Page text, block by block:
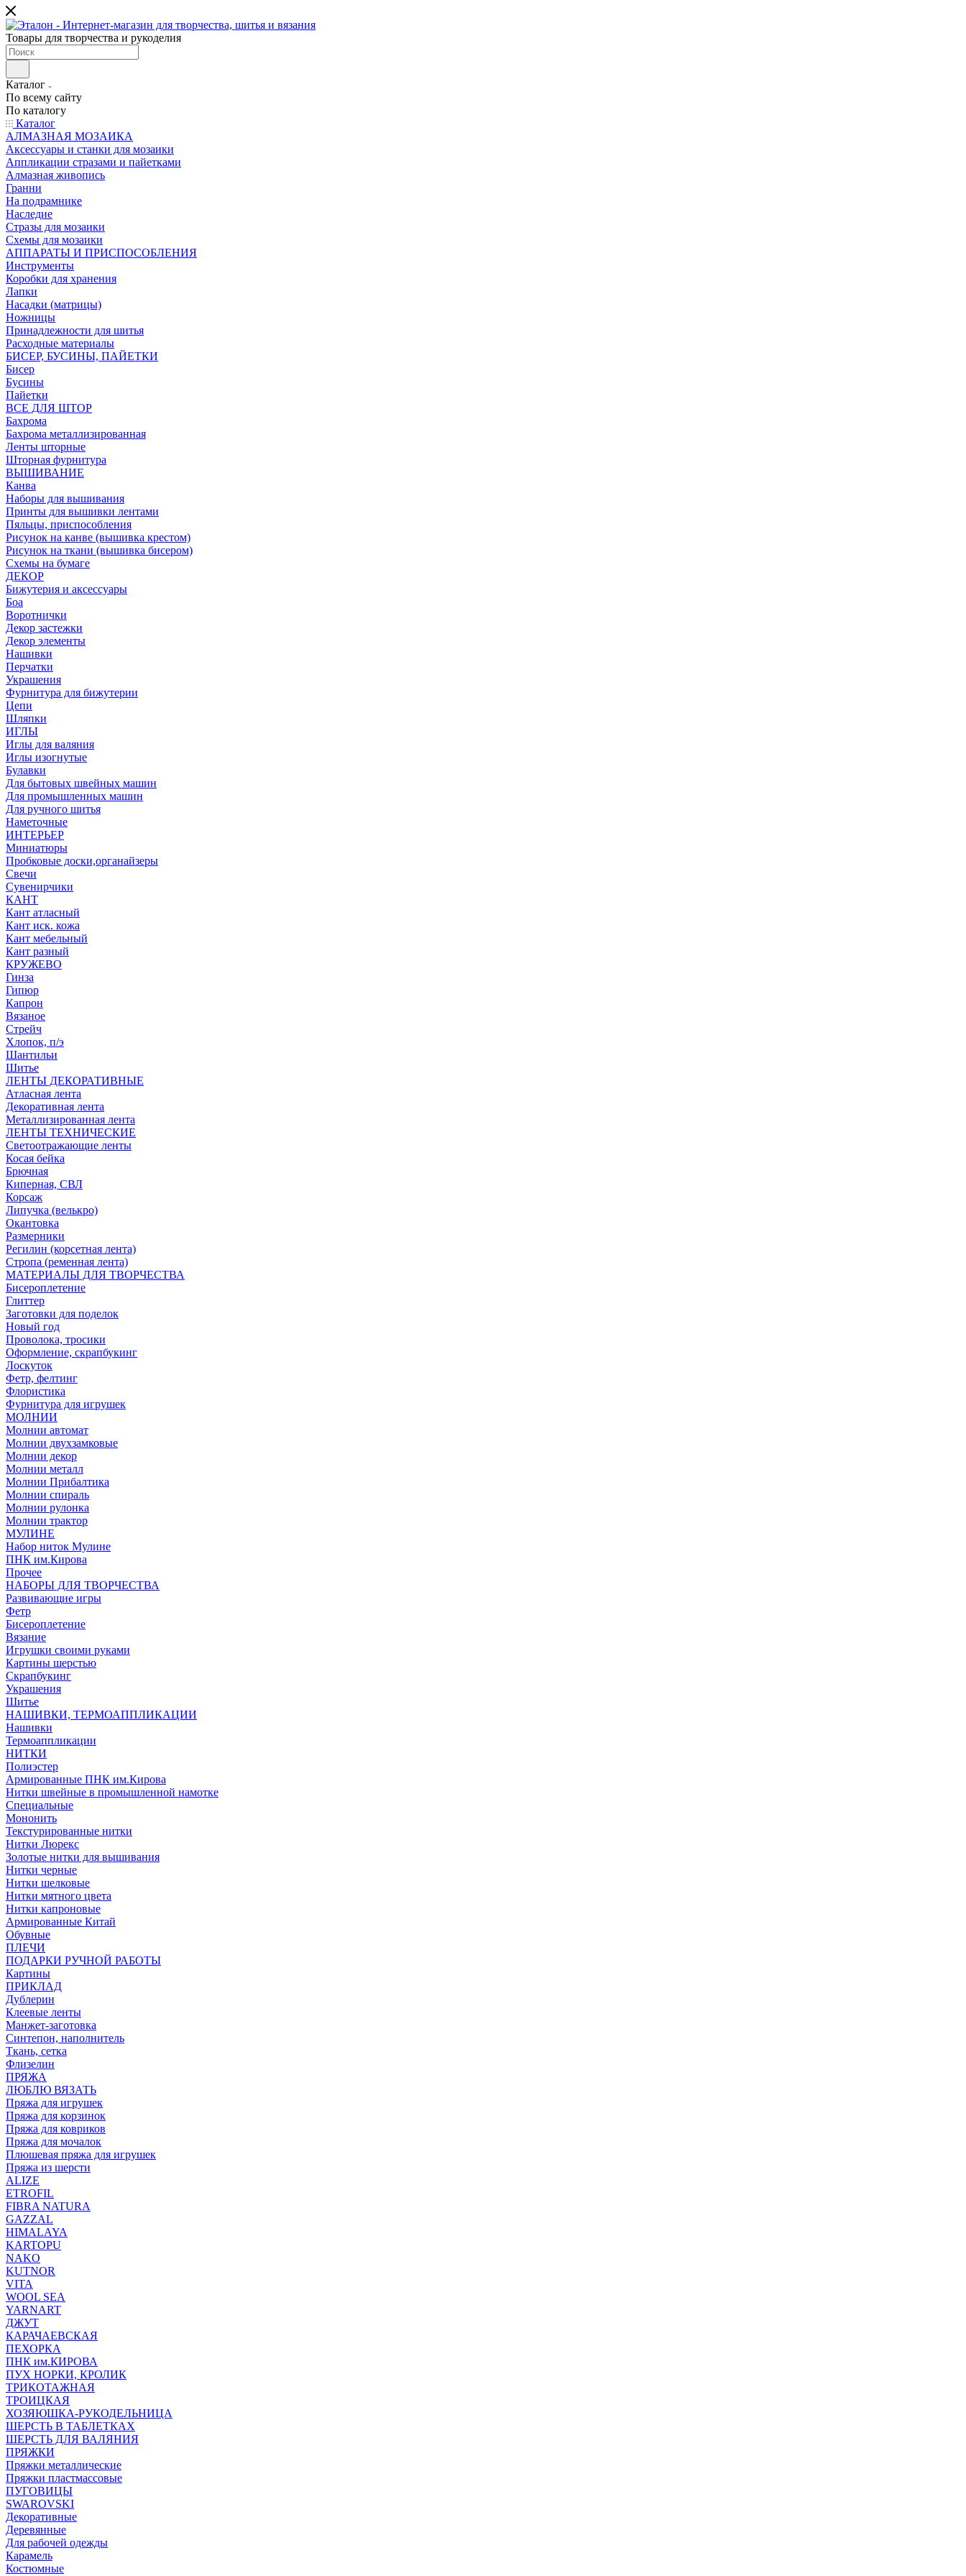
Товары для творчества и рукоделия
Каталог
По всему сайту
По каталогу
Каталог
АЛМАЗНАЯ МОЗАИКА
Аксессуары и станки для мозаики
Аппликации стразами и пайетками
Алмазная живопись
Гранни
На подрамнике
Наследие
Стразы для мозаики
Схемы для мозаики
АППАРАТЫ И ПРИСПОСОБЛЕНИЯ
Инструменты
Коробки для хранения
Лапки
Насадки (матрицы)
Ножницы
Принадлежности для шитья
Расходные материалы
БИСЕР, БУСИНЫ, ПАЙЕТКИ
Бисер
Бусины
Пайетки
ВСЕ ДЛЯ ШТОР
Бахрома
Бахрома металлизированная
Ленты шторные
Шторная фурнитура
ВЫШИВАНИЕ
Канва
Наборы для вышивания
Принты для вышивки лентами
Пяльцы, приспособления
Рисунок на канве (вышивка крестом)
Рисунок на ткани (вышивка бисером)
Схемы на бумаге
ДЕКОР
Бижутерия и аксессуары
Боа
Воротнички
Декор застежки
Декор элементы
Нашивки
Перчатки
Украшения
Фурнитура для бижутерии
Цепи
Шляпки
ИГЛЫ
Иглы для валяния
Иглы изогнутые
Булавки
Для бытовых швейных машин
Для промышленных машин
Для ручного шитья
Наметочные
ИНТЕРЬЕР
Миниатюры
Пробковые доски,органайзеры
Свечи
Сувенирчики
КАНТ
Кант атласный
Кант иск. кожа
Кант мебельный
Кант разный
КРУЖЕВО
Гинза
Гипюр
Капрон
Вязаное
Стрейч
Хлопок, п/э
Шантильи
Шитье
ЛЕНТЫ ДЕКОРАТИВНЫЕ
Атласная лента
Декоративная лента
Металлизированная лента
ЛЕНТЫ ТЕХНИЧЕСКИЕ
Светоотражающие ленты
Косая бейка
Брючная
Киперная, СВЛ
Корсаж
Липучка (велькро)
Окантовка
Размерники
Регилин (корсетная лента)
Стропа (ременная лента)
МАТЕРИАЛЫ ДЛЯ ТВОРЧЕСТВА
Бисероплетение
Глиттер
Заготовки для поделок
Новый год
Проволока, тросики
Оформление, скрапбукинг
Лоскуток
Фетр, фелтинг
Флористика
Фурнитура для игрушек
МОЛНИИ
Молнии автомат
Молнии двухзамковые
Молнии декор
Молнии металл
Молнии Прибалтика
Молнии спираль
Молнии рулонка
Молнии трактор
МУЛИНЕ
Набор ниток Мулине
ПНК им.Кирова
Прочее
НАБОРЫ ДЛЯ ТВОРЧЕСТВА
Развивающие игры
Фетр
Бисероплетение
Вязание
Игрушки своими руками
Картины шерстью
Скрапбукинг
Украшения
Шитье
НАШИВКИ, ТЕРМОАППЛИКАЦИИ
Нашивки
Термоаппликации
НИТКИ
Полиэстер
Армированные ПНК им.Кирова
Нитки швейные в промышленной намотке
Специальные
Мононить
Текстурированные нитки
Нитки Люрекс
Золотые нитки для вышивания
Нитки черные
Нитки шелковые
Нитки мятного цвета
Нитки капроновые
Армированные Китай
Обувные
ПЛЕЧИ
ПОДАРКИ РУЧНОЙ РАБОТЫ
Картины
ПРИКЛАД
Дублерин
Клеевые ленты
Манжет-заготовка
Синтепон, наполнитель
Ткань, сетка
Флизелин
ПРЯЖА
ЛЮБЛЮ ВЯЗАТЬ
Пряжа для игрушек
Пряжа для корзинок
Пряжа для ковриков
Пряжа для мочалок
Плюшевая пряжа для игрушек
Пряжа из шерсти
ALIZE
ETROFIL
FIBRA NATURA
GAZZAL
HIMALAYA
KARTOPU
NAKO
KUTNOR
VITA
WOOL SEA
YARNART
ДЖУТ
КАРАЧАЕВСКАЯ
ПЕХОРКА
ПНК им.КИРОВА
ПУХ НОРКИ, КРОЛИК
ТРИКОТАЖНАЯ
ТРОИЦКАЯ
ХОЗЯЮШКА-РУКОДЕЛЬНИЦА
ШЕРСТЬ В ТАБЛЕТКАХ
ШЕРСТЬ ДЛЯ ВАЛЯНИЯ
ПРЯЖКИ
Пряжки металлические
Пряжки пластмассовые
ПУГОВИЦЫ
SWAROVSKI
Декоративные
Деревянные
Для рабочей одежды
Карамель
Костюмные